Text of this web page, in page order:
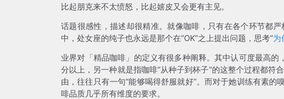
比起朋克来不太愤怒，比起嬉皮又会更有主见。
话题很感性，描述却很精准。就像咖啡，只有在各个环节都
中，处女座的纯子也永远是那个在“OK”之上提出问题，思考“为
业界对「精品咖啡」的定义有很多种阐释。其中认可度最高
分以上，另一种就是指咖啡“从种子到杯子”的这整个过程都符
由，往往只有一句“能够喝得舒服就好”。而对于她训练有素的
啡品质几乎所有维度的要求。